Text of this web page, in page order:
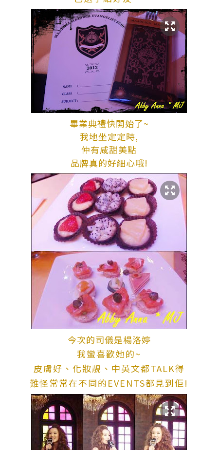
畢業典禮快開始了~
我地坐定定時,
仲有咸甜美點
品牌真的好細心哦!
今次的司儀是楊洛婷
我蠻喜歡她的~
皮膚好、化妝靚、中英文都TALK得
難怪常常在不同的EVENTS都見到佢!